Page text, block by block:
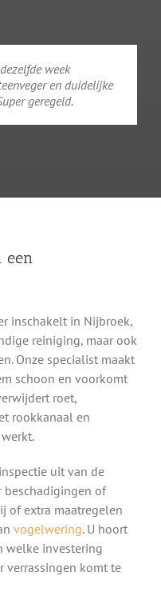
week
en duidelijke
geregeld.
een
inschakelt in Nijbroek,
reiniging, maar ook
Onze specialist maakt
schoon en voorkomt
roet,
rookkanaal en
uit van de
beschadigingen of
of extra maatregelen
vogelwering. U hoort
welke investering
verrassingen komt te